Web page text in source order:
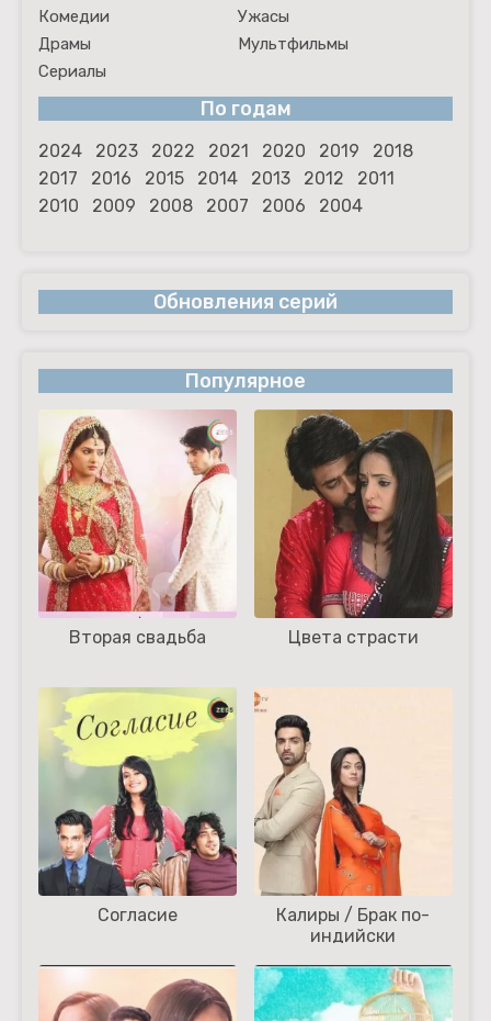
Комедии
Ужасы
Драмы
Мультфильмы
Сериалы
По годам
2024 2023 2022 2021 2020 2019
2018
2017
2016 2015 2014 2013 2012
2011
2010
2009 2008 2007 2006 2004
Обновления серий
Популярное
Вторая свадьба Цвета страсти
Согласие
Калиры / Брак по-
индийски